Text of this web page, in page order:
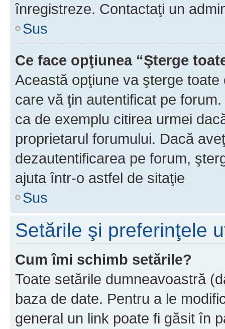
înregistreze. Contactaţi un
Sus
Ce face opţiunea “Şterge
Această opţiune va şterge
care vă ţin autentificat pe
ca de exemplu citirea urmei
proprietarul forumului. Dacă
dezautentificarea pe forum,
ajuta într-o astfel de sitaţie
Sus
Setările şi preferinţele
Cum îmi schimb setările?
Toate setările dumneavoastră
baza de date. Pentru a le
general un link poate fi găsit în